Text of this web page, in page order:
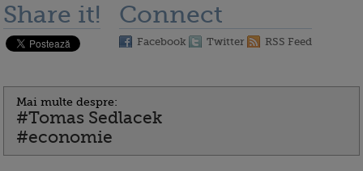
Share it! Connect
Facebook Twitter RSS Feed
Mai multe despre:
#Tomas Sedlacek
#economie